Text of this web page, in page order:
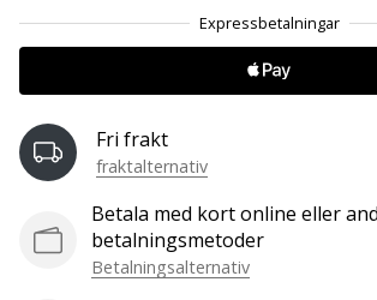
Brand
Ambassador
our
handball
brand
you
a
handball
Fri frakt
fraktalternativ
Betala med kort online eller
betalningsmetoder
Betalningsalternativ